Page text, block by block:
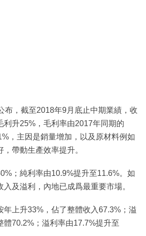
布，截至2018年9月底止中期業績，收
利升25%，毛利率由2017年同期的
，主因是銷量增加，以及原材料例如
帶動生產效率提升。
；純利率由10.9%提升至11.6%。如
及溢利，內地已成爲最重要市場。
年上升33%，佔了整體收入67.3%；溢
體70.2%；溢利率由17.7%提升至